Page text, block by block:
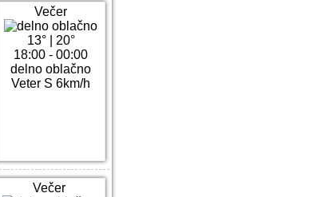
Večer
13°| 20°
18:00 - 00:00
delno oblačno
Veter S 6km/h
Večer